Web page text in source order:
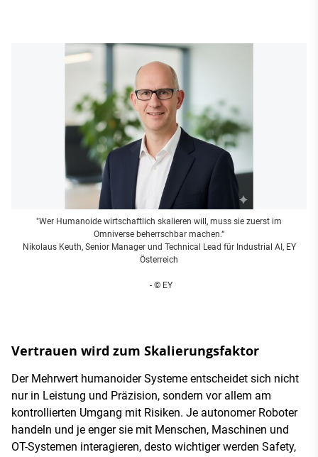
"Wer Humanoide wirtschaftlich skalieren will, muss sie zuerst im
Omniverse beherrschbar machen.“
Nikolaus Keuth, Senior Manager und Technical Lead für Industrial AI, EY
Österreich
- © EY
Vertrauen wird zum Skalierungsfaktor
Der Mehrwert humanoider Systeme entscheidet sich nicht
nur in Leistung und Präzision, sondern vor allem am
kontrollierten Umgang mit Risiken. Je autonomer Roboter
handeln und je enger sie mit Menschen, Maschinen und
OT-Systemen interagieren, desto wichtiger werden Safety,